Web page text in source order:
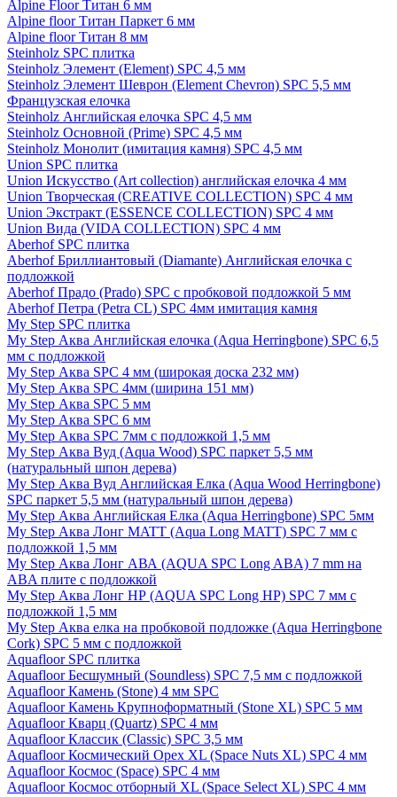
Alpine Floor Титан 6 мм
Alpine floor Титан Паркет 6 мм
Alpine floor Титан 8 мм
Steinholz SPC плитка
Steinholz Элемент (Element) SPC 4,5 мм
Steinholz Элемент Шеврон (Element Chevron) SPC 5,5 мм
Французская елочка
Steinholz Английская елочка SPC 4,5 мм
Steinholz Основной (Prime) SPC 4,5 мм
Steinholz Монолит (имитация камня) SPC 4,5 мм
Union SPC плитка
Union Искусство (Art collection) английская елочка 4 мм
Union Творческая (CREATIVE COLLECTION) SPC 4 мм
Union Экстракт (ESSENCE COLLECTION) SPC 4 мм
Union Вида (VIDA COLLECTION) SPC 4 мм
Aberhof SPC плитка
Aberhof Бриллиантовый (Diamante) Английская елочка с
подложкой
Aberhof Прадо (Prado) SPC с пробковой подложкой 5 мм
Aberhof Петра (Petra CL) SPC 4мм имитация камня
My Step SPC плитка
My Step Аква Английская елочка (Aqua Herringbone) SPC 6,5
мм с подложкой
My Step Аква SPC 4 мм (широкая доска 232 мм)
My Step Аква SPC 4мм (ширина 151 мм)
My Step Аква SPC 5 мм
My Step Аква SPC 6 мм
My Step Аква SPC 7мм c подложкой 1,5 мм
My Step Аква Вуд (Aqua Wood) SPC паркет 5,5 мм
(натуральный шпон дерева)
My Step Аква Вуд Английская Елка (Aqua Wood Herringbone)
SPC паркет 5,5 мм (натуральный шпон дерева)
My Step Аква Английская Елка (Aqua Herringbone) SPC 5мм
My Step Аква Лонг MATT (Aqua Long MATT) SPC 7 мм с
подложкой 1,5 мм
My Step Аква Лонг АВА (AQUA SPC Long ABA) 7 mm на
ABA плите с подложкой
My Step Аква Лонг НР (AQUA SPC Long HP) SPC 7 мм с
подложкой 1,5 мм
My Step Аква елка на пробковой подложке (Aqua Herringbone
Cork) SPC 5 мм с подложкой
Aquafloor SPC плитка
Aquafloor Бесшумный (Soundless) SPC 7,5 мм с подложкой
Aquafloor Камень (Stone) 4 мм SPC
Aquafloor Камень Крупноформатный (Stone XL) SPC 5 мм
Aquafloor Кварц (Quartz) SPC 4 мм
Aquafloor Классик (Classic) SPC 3,5 мм
Aquafloor Космический Орех XL (Space Nuts XL) SPC 4 мм
Aquafloor Космос (Space) SPC 4 мм
Aquafloor Космос отборный XL (Space Select XL) SPC 4 мм